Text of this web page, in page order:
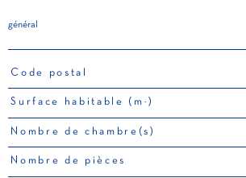
général
TRAD_PAMPERO_Caracteristique
Code postal
Surface habitable (m²)
Nombre de chambre(s)
Nombre de pièces